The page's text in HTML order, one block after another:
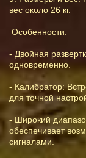
вес около 26 кг.
Особенности:
- Двойная
одновременно.
- Калибратор:
для точной
- Широкий
обеспечивает
сигналами.